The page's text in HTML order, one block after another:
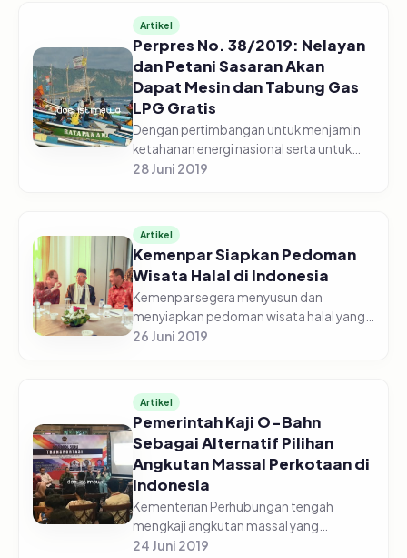
Artikel
Perpres No. 38/2019: Nelayan
dan Petani Sasaran Akan
Dapat Mesin dan Tabung Gas
LPG Gratis
Dengan pertimbangan untuk menjamin
ketahanan energi nasional serta untuk
rneningkatkan kesejahteraan Nelayan
28 Juni 2019
Artikel
Kemenpar Siapkan Pedoman
Wisata Halal di Indonesia
Kemenpar segera menyusun dan
menyiapkan pedoman wisata halal yang
akan menjadi panduan bagi
pertumbuhan wisat...
26 Juni 2019
Artikel
Pemerintah Kaji O-Bahn
Sebagai Alternatif Pilihan
Angkutan Massal Perkotaan di
Indonesia
Kementerian Perhubungan tengah
mengkaji angkutan massal yang
merupakan gabungan antara Bus Rapid
24 Juni 2019